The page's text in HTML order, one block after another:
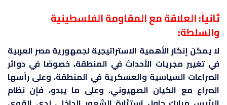
ثانياً: العلاقة مع المقاومة الفلسطينية
والسلطة:
لا يمكن إنكار الأهمية الاستراتيجية لجمهورية مصر العربية
في تغيير مجريات الأحداث في المنطقة، خصوصًا في دوائر
الصراعات السياسية والعسكرية في المنطقة، وعلى رأسها
الصراع مع الكيان الصهيوني. وعلى ما يبدو، فإن نظام